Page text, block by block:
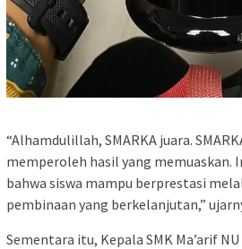
“Alhamdulillah, SMARKA juara.
memperoleh hasil yang memuaskan.
bahwa siswa mampu berprestasi
pembinaan yang berkelanjutan,”
Sementara itu, Kepala SMK Ma’arif